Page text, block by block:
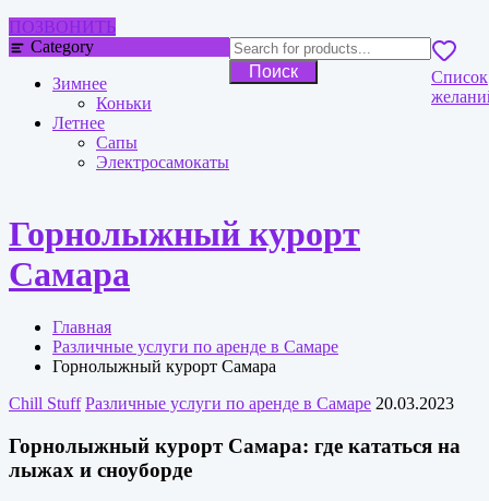
ПОЗВОНИТЬ
Category
Зимнее
Коньки
Летнее
Сапы
Электросамокаты
Поиск
Список
Горнолыжный курорт
Самара
Главная
Различные услуги по аренде в Самаре
Горнолыжный курорт Самара
Chill Stuff Различные услуги по аренде в Самаре 20.03.2023
Горнолыжный курорт Самара: где кататься на
лыжах и сноуборде